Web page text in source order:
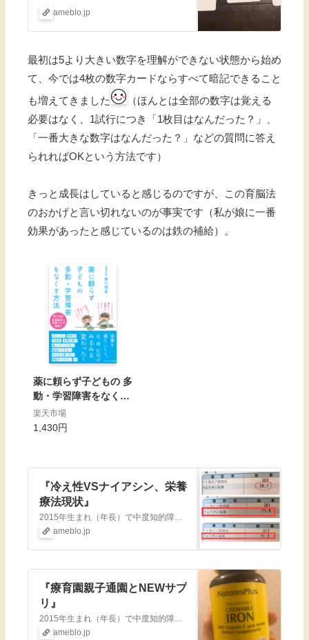
ameblo.jp
最初は5より大きい数字を理解ができない状態から始め
て、今では4枚の数字カードならすべて暗記できること
も増えてきました
（ほんとは全部の数字は覚える
必要はなく、1試行につき「1枚目はなんだった？」、
「一番大きな数字はなんだった？」などの質問に答え
られればOKという方法です）
きっと成長はしていると感じるのですが、この育脳法
のおかげと言い切れないのが事実です（私が娘に一番
効果があったと感じているのは鉄の補給）。
薬に頼らず子どもの 多
動・学習障害をなくす
方法 [ 藤川徳美 ]
楽天市場
1,430円
『冷え性VSナイアシン、栄養
療法現状』
2015年生まれ（年長）で中度知的障害（IQ39→2021.9診断）を伴う自閉スペクトラム症の娘の日常、あとは母のダイエットや愚痴、就学についてなど色々書…
ameblo.jp
『療育園親子通園とNEWサプ
リ』
2015年生まれ（年長）で中度知的障害（IQ39→2021.9診断）を伴う自閉スペクトラム症の娘の日常、あとは母のダイエットや愚痴、就学についてなど色々書いて…
ameblo.jp